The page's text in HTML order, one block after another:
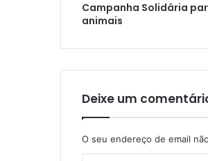
Campanha Solidária
animais
Deixe um
O seu endereço de email